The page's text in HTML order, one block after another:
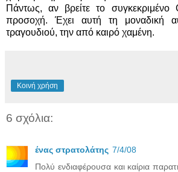
Πάντως, αν βρείτε το
προσοχή. Έχει αυτή τη μοναδική
τραγουδιού, την από καιρό χαμένη.
Κοινή χρήση
6 σχόλια:
ένας στρατολάτης 7/4/08
Πολύ ενδιαφέρουσα και καίρια